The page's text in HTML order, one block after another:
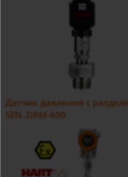
Датчик давления с
SEN..DRM-600